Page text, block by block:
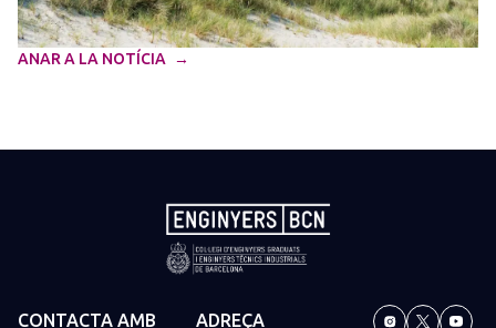
ANAR A LA NOTÍCIA
CONTACTA AMB
ADREÇA